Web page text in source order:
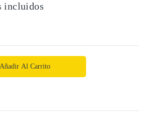
incluidos
Añadir Al Carrito